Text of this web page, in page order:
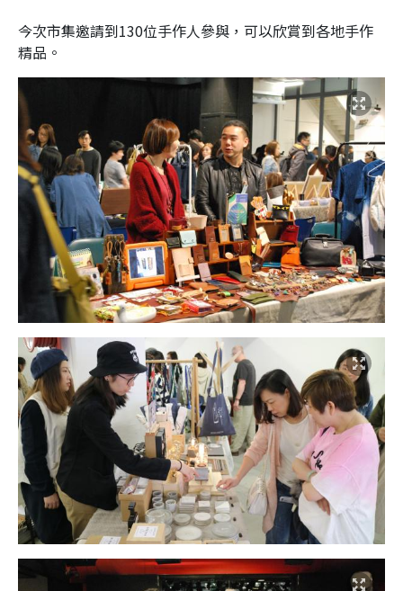
今次市集邀請到130位手作人參與，可以欣賞到各地手作
精品。